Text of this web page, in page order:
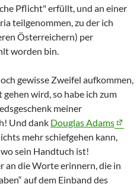
Pflicht" erfüllt, und an einer
teilgenommen, zu der ich
Österreichern) per
worden bin.
gewisse Zweifel aufkommen,
wird, so habe ich zum
meiner
Und dank Douglas Adams
mehr schiefgehen kann,
sein Handtuch ist!
an die Worte erinnern, die in
auf dem Einband des